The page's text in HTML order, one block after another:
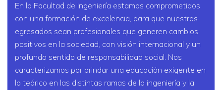
En la Facultad de Ingeniería estamos comprometidos
con una formación de excelencia, para que nuestros
egresados sean profesionales que generen cambios
positivos en la sociedad, con visión internacional y un
profundo sentido de responsabilidad social. Nos
caracterizamos por brindar una educación exigente en
lo teórico en las distintas ramas de la ingeniería y la